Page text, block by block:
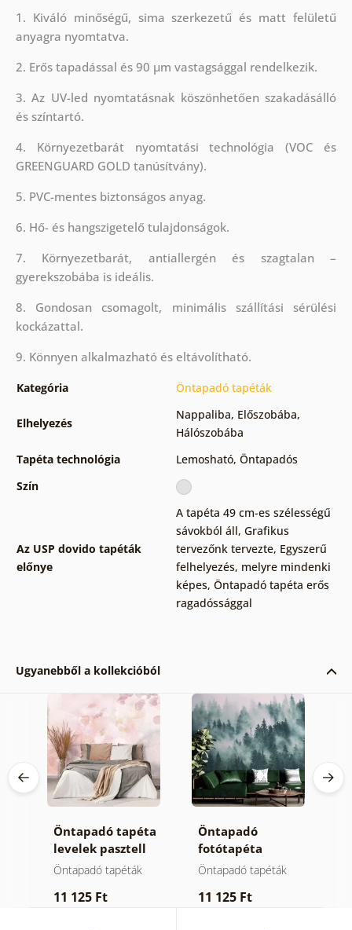
1. Kiváló minőségű, sima szerkezetű és matt felületű
anyagra nyomtatva.
2. Erős tapadással és 90 µm vastagsággal rendelkezik.
3. Az UV-led nyomtatásnak köszönhetően szakadásálló
és színtartó.
4. Környezetbarát nyomtatási technológia (VOC és
GREENGUARD GOLD tanúsítvány).
5. PVC-mentes biztonságos anyag.
6. Hő- és hangszigetelő tulajdonságok.
7. Környezetbarát, antiallergén és szagtalan –
gyerekszobába is ideális.
8. Gondosan csomagolt, minimális szállítási sérülési
kockázattal.
9. Könnyen alkalmazható és eltávolítható.
Kategória Öntapadó tapéták
Elhelyezés
Nappaliba, Előszobába,
Hálószobába
Tapéta technológia
Lemosható, Öntapadós
Szín
Az USP dovido tapéták
előnye
A tapéta 49 cm-es szélességű
sávokból áll, Grafikus
tervezőnk tervezte, Egyszerű
felhelyezés, melyre mindenki
képes, Öntapadó tapéta erős
ragadóssággal
Ugyanebből a kollekcióból
Öntapadó tapéta
levelek pasztell
színben
Öntapadó tapéták
11 125 Ft
Öntapadó
fotótapéta
hegyek a ködben
Öntapadó tapéták
11 125 Ft